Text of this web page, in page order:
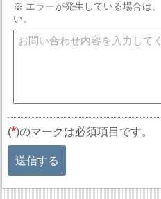
エラーが発生している場合は
い。
(*)のマークは必須項目です。
送信する